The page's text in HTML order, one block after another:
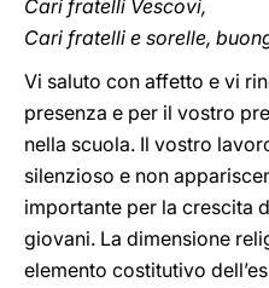
Cari fratelli Vescovi,
Cari fratelli e sorelle,
Vi saluto con affetto e vi
presenza e per il vostro
nella scuola. Il vostro
silenzioso e non
importante per la crescita
giovani. La dimensione
elemento costitutivo